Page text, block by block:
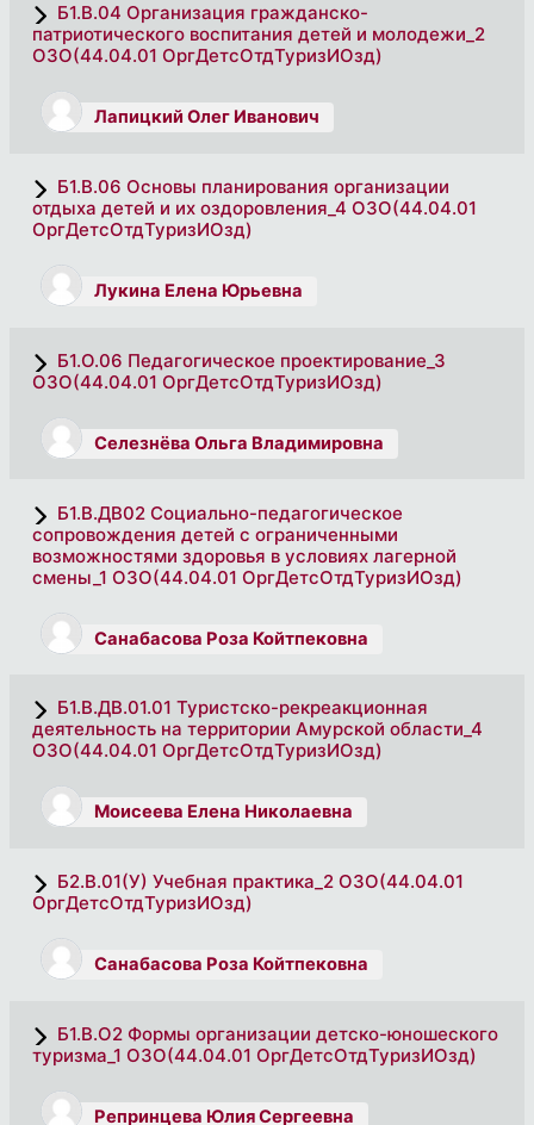
Б1.В.04 Организация гражданско-
патриотического воспитания детей и молодежи_2
ОЗО(44.04.01 ОргДетсОтдТуризИОзд)
Лапицкий Олег Иванович
Б1.В.06 Основы планирования организации
отдыха детей и их оздоровления_4 ОЗО(44.04.01
ОргДетсОтдТуризИОзд)
Лукина Елена Юрьевна
Б1.О.06 Педагогическое проектирование_3
ОЗО(44.04.01 ОргДетсОтдТуризИОзд)
Селезнёва Ольга Владимировна
Б1.В.ДВ02 Социально-педагогическое
сопровождения детей с ограниченными
возможностями здоровья в условиях лагерной
смены_1 ОЗО(44.04.01 ОргДетсОтдТуризИОзд)
Санабасова Роза Койтпековна
Б1.В.ДВ.01.01 Туристско-рекреакционная
деятельность на территории Амурской области_4
ОЗО(44.04.01 ОргДетсОтдТуризИОзд)
Моисеева Елена Николаевна
Б2.В.01(У) Учебная практика_2 ОЗО(44.04.01
ОргДетсОтдТуризИОзд)
Санабасова Роза Койтпековна
Б1.В.О2 Формы организации детско-юношеского
туризма_1 ОЗО(44.04.01 ОргДетсОтдТуризИОзд)
Репринцева Юлия Сергеевна